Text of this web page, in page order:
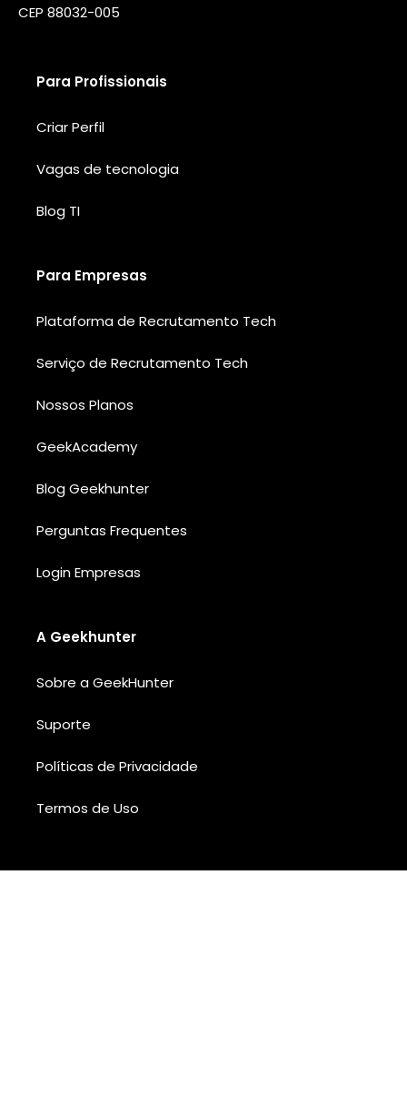
CEP 88032-005
Para Profissionais
Criar Perfil
Vagas de tecnologia
Blog TI
Para Empresas
Plataforma de Recrutamento Tech
Serviço de Recrutamento Tech
Nossos Planos
GeekAcademy
Blog Geekhunter
Perguntas Frequentes
Login Empresas
A Geekhunter
Sobre a GeekHunter
Suporte
Políticas de Privacidade
Termos de Uso